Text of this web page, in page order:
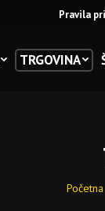
Pravila
TRGOVINA
Početna